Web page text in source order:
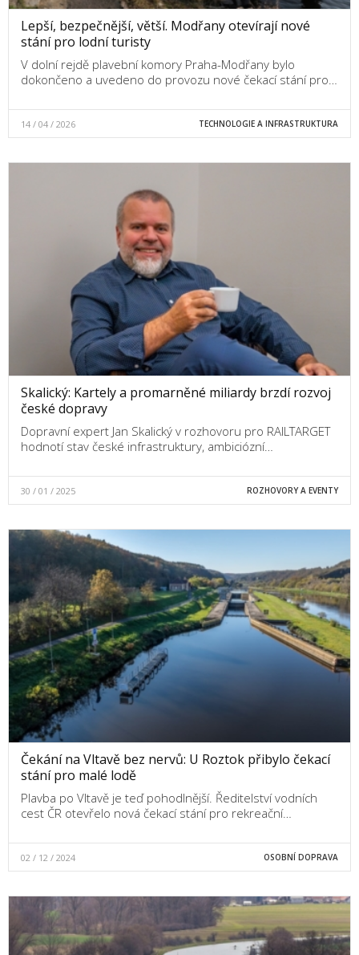
Lepší, bezpečnější, větší. Modřany otevírají nové
stání pro lodní turisty
V dolní rejdě plavební komory Praha-Modřany bylo
dokončeno a uvedeno do provozu nové čekací stání pro…
14 / 04 / 2026 TECHNOLOGIE A INFRASTRUKTURA
Skalický: Kartely a promarněné miliardy brzdí rozvoj
české dopravy
Dopravní expert Jan Skalický v rozhovoru pro RAILTARGET
hodnotí stav české infrastruktury, ambiciózní…
30 / 01 / 2025 ROZHOVORY A EVENTY
Čekání na Vltavě bez nervů: U Roztok přibylo čekací
stání pro malé lodě
Plavba po Vltavě je teď pohodlnější. Ředitelství vodních
cest ČR otevřelo nová čekací stání pro rekreační…
02 / 12 / 2024 OSOBNÍ DOPRAVA